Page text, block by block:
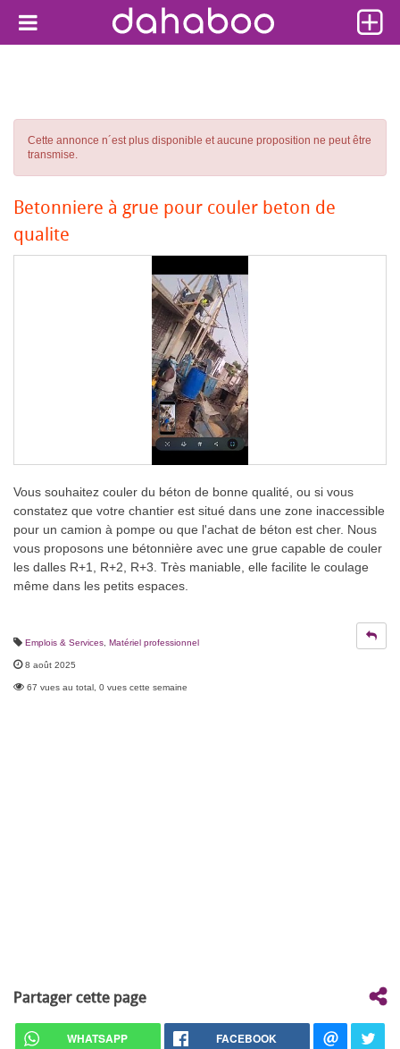
Cette annonce n´est plus disponible et aucune proposition ne peut être
transmise.
Betonniere à grue pour couler beton de
qualite
Vous souhaitez couler du béton de bonne qualité, ou si vous
constatez que votre chantier est situé dans une zone inaccessible
pour un camion à pompe ou que l'achat de béton est cher. Nous
vous proposons une bétonnière avec une grue capable de couler
les dalles R+1, R+2, R+3. Très maniable, elle facilite le coulage
même dans les petits espaces.
Emplois & Services Matériel professionnel
8 août 2025
67 vues au total, 0 vues cette semaine
Partager cette page
WHATSAPP FACEBOOK